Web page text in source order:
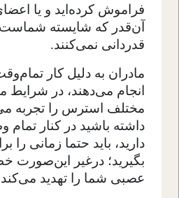
فراموش کرده‌اید و یا
آن‌قدر که شایسته
قدردانی نمی‌کنند.
مادران به دلیل کار
انجام می‌دهند، در
مختلف استرس را تجربه
داشته باشید در کنار تمام
دارید، باید حتما زمانی را
بگیرید؛ درغیر این‌صورت
عصبی شما را تهدید